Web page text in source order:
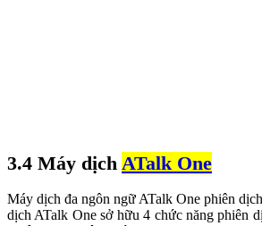
3.4 Máy dịch ATalk One
Máy dịch đa ngôn ngữ ATalk One phiên
dịch ATalk One sở hữu 4 chức năng